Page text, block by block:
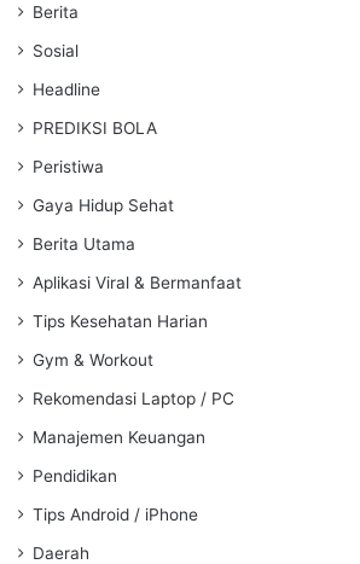
Berita
Sosial
Headline
PREDIKSI BOLA
Peristiwa
Gaya Hidup Sehat
Berita Utama
Aplikasi Viral & Bermanfaat
Tips Kesehatan Harian
Gym & Workout
Rekomendasi Laptop / PC
Manajemen Keuangan
Pendidikan
Tips Android / iPhone
Daerah